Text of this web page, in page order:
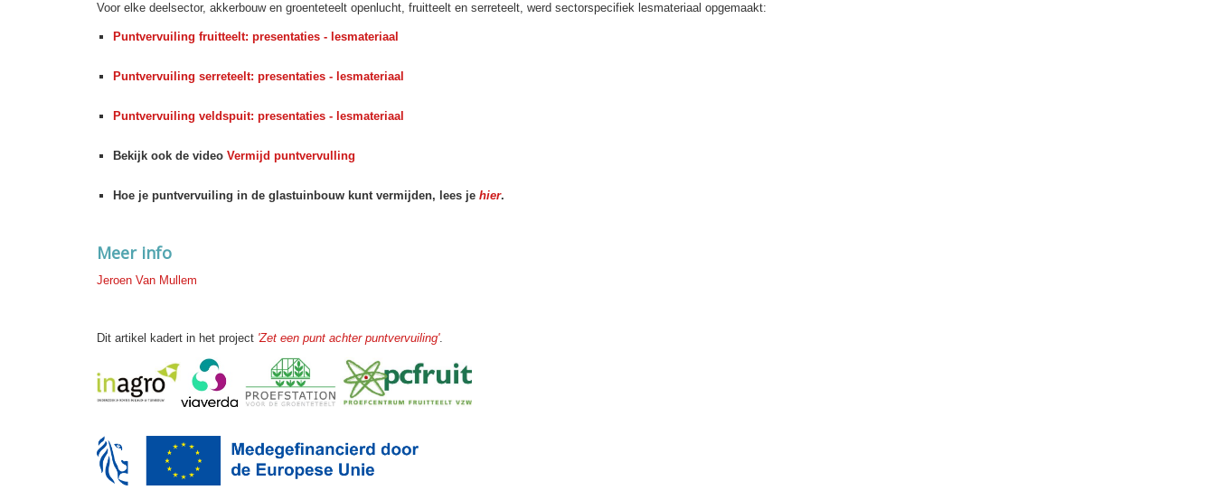
Voor elke deelsector, akkerbouw en groenteteelt openlucht, fruitteelt en serreteelt, werd sectorspecifiek lesmateriaal opgemaakt:
Puntvervuiling fruitteelt: presentaties - lesmateriaal
Puntvervuiling serreteelt: presentaties - lesmateriaal
Puntvervuiling veldspuit: presentaties - lesmateriaal
Bekijk ook de video Vermijd puntvervulling
Hoe je puntvervuiling in de glastuinbouw kunt vermijden, lees je hier.
Meer info
Jeroen Van Mullem
Dit artikel kadert in het project 'Zet een punt achter puntvervuiling'.